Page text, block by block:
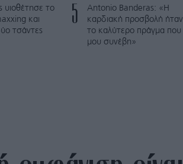
υιοθέτησε τo
και
τσάντες
5
Antonio Banderas: «Η
καρδιακή προσβολή ήταν
το καλύτερο πράγμα που
μου συνέβη»